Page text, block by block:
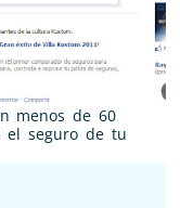
menos de 60
el seguro de tu